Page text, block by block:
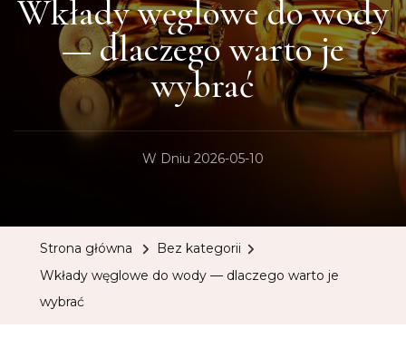
Wkłady węglowe do wody
— dlaczego warto je
wybrać
W Dniu 2026-05-10
Strona główna
Bez kategorii
Wkłady węglowe do wody — dlaczego warto je
wybrać